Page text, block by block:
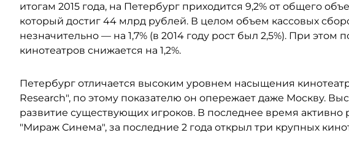
итогам 2015 года, на Петербург приходится 9,2% от общего
который достиг 44 млрд рублей. В целом объем кассовых
незначительно — на 1,7% (в 2014 году рост был 2,5%). При этом
кинотеатров снижается на 1,2%.
Петербург отличается высоким уровнем насыщения
Research", по этому показателю он опережает даже Москву.
развитие существующих игроков. В последнее время активно
"Мираж Синема", за последние 2 года открыл три крупных